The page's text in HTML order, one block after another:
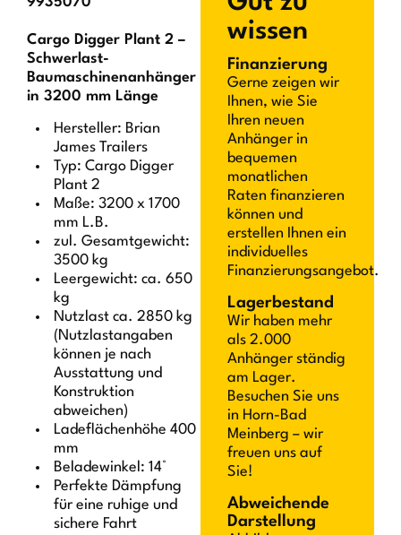
Cargo Digger Plant 2 –
Schwerlast-
Baumaschinenanhänger
in 3200 mm Länge
Hersteller: Brian
James Trailers
Typ: Cargo Digger
Plant 2
Maße: 3200 x 1700
mm L.B.
zul. Gesamtgewicht:
3500 kg
Leergewicht: ca. 650
kg
Nutzlast ca. 2850 kg
(Nutzlastangaben
können je nach
Ausstattung und
Konstruktion
abweichen)
Ladeflächenhöhe 400
mm
Beladewinkel: 14°
Perfekte Dämpfung
für eine ruhige und
sichere Fahrt
wissen
Finanzierung
Gerne zeigen wir
Ihnen, wie Sie
Ihren neuen
Anhänger in
bequemen
monatlichen
Raten finanzieren
können und
erstellen Ihnen ein
individuelles
Finanzierungsangebot.
Lagerbestand
Wir haben mehr
als 2.000
Anhänger ständig
am Lager.
Besuchen Sie uns
in Horn-Bad
Meinberg – wir
freuen uns auf
Sie!
Abweichende
Darstellung